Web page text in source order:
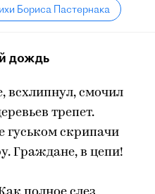
Бориса Пастернака
дождь
всхлипнул, смочил
трепет.
гуськом скрипачи
Граждане, в цепи!